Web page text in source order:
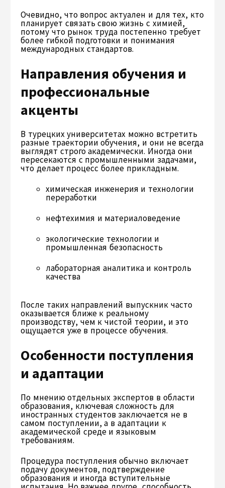
Очевидно, что вопрос актуален и для тех, кто
планирует связать свою жизнь с химией,
потому что рынок труда постепенно требует
более гибкой подготовки и понимания
международных стандартов.
Направления обучения и
профессиональные
акценты
В турецких университетах можно встретить
разные траектории обучения, и они не всегда
выглядят строго академически. Иногда они
пересекаются с промышленными задачами,
что делает процесс более прикладным.
химическая инженерия и технологии
переработки
нефтехимия и материаловедение
экологические технологии и
промышленная безопасность
лабораторная аналитика и контроль
качества
После таких направлений выпускник часто
оказывается ближе к реальному
производству, чем к чистой теории, и это
ощущается уже в процессе обучения.
Особенности поступления
и адаптации
По мнению отдельных экспертов в области
образования, ключевая сложность для
иностранных студентов заключается не в
самом поступлении, а в адаптации к
академической среде и языковым
требованиям.
Процедура поступления обычно включает
подачу документов, подтверждение
образования и иногда вступительные